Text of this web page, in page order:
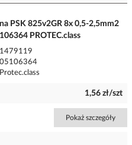
PSK 825v2GR 8x 0,5-2,5mm2
PROTEC.class
1479119
05106364
Protec.class
1,56 zł/szt
Pokaż szczegóły